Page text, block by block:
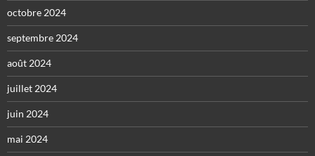
octobre 2024
septembre 2024
août 2024
juillet 2024
juin 2024
mai 2024